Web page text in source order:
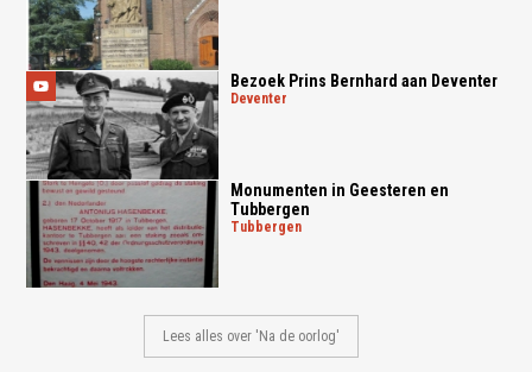
Bezoek Prins Bernhard aan Deventer
deventer
Monumenten in Geesteren en
Tubbergen
tubbergen
Lees alles over 'Na de oorlog'